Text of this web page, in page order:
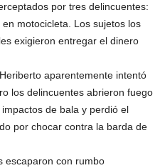
por tres delincuentes:
motocicleta. Los sujetos los
exigieron entregar el dinero
aparentemente intentó
los delincuentes abrieron fuego
de bala y perdió el
por chocar contra la barda de
escaparon con rumbo